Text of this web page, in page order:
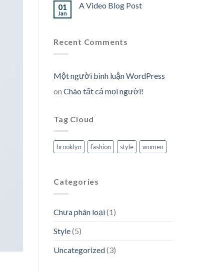
01
Jan
A Video Blog Post
Recent Comments
Một người bình luận WordPress
on Chào tất cả mọi người!
Tag Cloud
brooklyn fashion style women
Categories
Chưa phân loại(1)
Style(5)
Uncategorized(3)